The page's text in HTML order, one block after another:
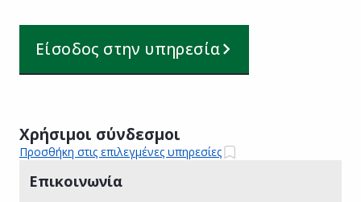
Είσοδος στην υπηρεσία
Χρήσιμοι σύνδεσμοι
Προσθήκη στις επιλεγμένες υπηρεσίες
Επικοινωνία